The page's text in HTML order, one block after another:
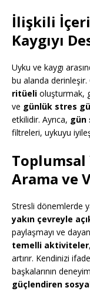
İlişkili
Kaygıyı
Uyku ve kaygı
bu alanda
ritüeli oluşturmak,
ve günlük stres
etkilidir. Ayrıca, gün
filtreleri, uykuyu
Toplumsal
Arama ve
Stresli dönemlerde
yakın çevreyle
paylaşmayı ve
temelli aktiviteler
artırır. Kendinizi
başkalarının
güçlendiren